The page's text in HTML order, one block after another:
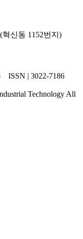
신동 1152번지)
| 3022-7186
Technology All